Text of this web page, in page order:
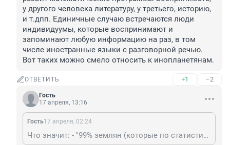
у другого человека литературу, у третьего, историю,
и т.дпп. Единичные случаю встречаются люди
индивидуумы, которые воспринимают и
запоминают любую информацию на раз, в том
числе иностранные языки с разговорной речью.
Вот таких можно смело относить к инопланетянам.
ОТВЕТИТЬ +1 –2
Гость
17 апреля, 13:16
Гость17 апреля, 02:24
Что значит: - "99% землян (которые по статистике не очень-то и умны)"? Себя относите к одному проценту? По каким критериям измеряется по вашему ум человека. Ведь каждый человек по складу своего ума индивидуален и отличается от других. Существует даже поговорка по этой теме: - сколько людей на свете, столько и мней с решением. У одних ум развит математические программы воспринимать, у другого человека литературу, у третьего, историю, и т.дпп. Единичные случаю встречаются люди индивидуумы, которые воспринимают и запоминают любую информацию на раз, в том числе иностранные языки с разговорной речью. Вот таких можно смело относить к инопланетянам.